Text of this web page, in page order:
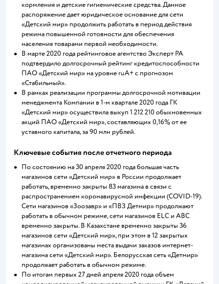
кормления и детские гигиенические средства. Данное
распоряжение дает юридическое основание для сети
«Детский мир» продолжить работать в период действия
режима повышенной готовности для обеспечения
населения товарами первой необходимости.
В марте 2020 года рейтинговое агентство Эксперт РА
подтвердило долгосрочный рейтинг кредитоспособности
ПАО «Детский мир» на уровне ruA+ с прогнозом
«Стабильный».
В рамках реализации программы долгосрочной мотивации
менеджмента Компании в 1-м квартале 2020 года ГК
«Детский мир» осуществила выкуп 1 212 210 обыкновенных
акций ПАО «Детский мир», составляющих 0,16% от ее
уставного капитала, за 90 млн рублей.
Ключевые события после отчетного периода
По состоянию на 30 апреля 2020 года большая часть
магазинов сети «Детский мир» в России продолжает
работать, временно закрыты 83 магазина в связи с
распространением коронавирусной инфекции (COVID-19).
Сети магазинов «Зоозавр» и «ПВЗ Детмир» продолжают
работать в обычном режиме, сети магазинов ELC и ABC
временно закрыты. В Казахстане временно закрыты 36
магазинов сети «Детский мир», при этом в 12 закрытых
магазинах организованы места выдачи заказов интернет-
магазина сети «Детский мир». Белорусская сеть «Детмир»
продолжает работать в обычном режиме.
По итогам первых 27 дней апреля 2020 года объем